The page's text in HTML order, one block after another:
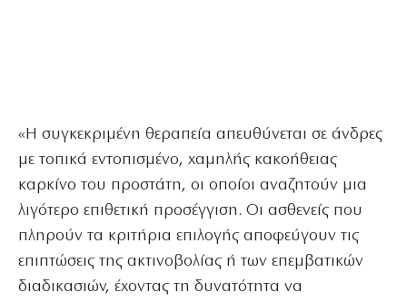
«Η συγκεκριμένη θεραπεία απευθύνεται σε άνδρες
με τοπικά εντοπισμένο, χαμηλής κακοήθειας
καρκίνο του προστάτη, οι οποίοι αναζητούν μια
λιγότερο επιθετική προσέγγιση. Οι ασθενείς που
πληρούν τα κριτήρια επιλογής αποφεύγουν τις
επιπτώσεις της ακτινοβολίας ή των επεμβατικών
διαδικασιών, έχοντας τη δυνατότητα να